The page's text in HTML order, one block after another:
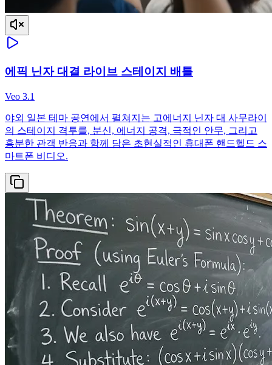
에픽 닌자 대결 라이브 스테이지 배틀
Veo 3.1
야외 일본 테마 공연에서 펼쳐지는 고에너지 닌자 대 사무라이
의 스테이지 격투를, 분신, 에너지 공격, 극적인 안무, 그리고
흥분한 관객 반응과 함께 담은 초현실적인 휴대폰 핸드헬드 스
마트폰 비디오.